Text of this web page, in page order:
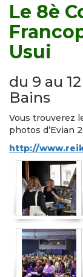
Le 8è
Usui
du 9 au
Bains
Vous trouverez
photos d’Evian
http://